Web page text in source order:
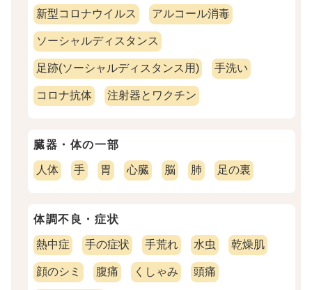
新型コロナウイルス アルコール消毒
ソーシャルディスタンス
足跡(ソーシャルディスタンス用) 手洗い
コロナ抗体 注射器とワクチン
臓器・体の一部
人体 手 胃 心臓 脳 肺 足の裏
体調不良・症状
熱中症 手の症状 手荒れ 水虫 乾燥肌
顔のシミ 腹痛 くしゃみ 頭痛